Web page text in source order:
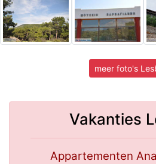
meer foto's
Vakanties
Appartementen